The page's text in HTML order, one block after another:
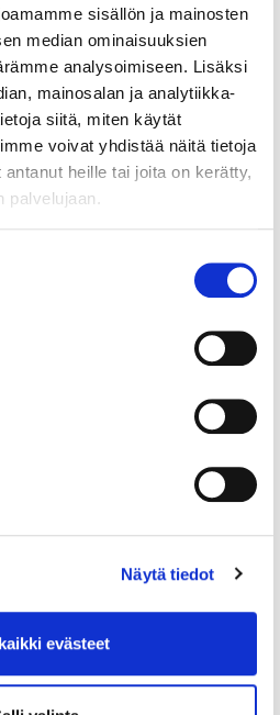
sisällön ja mainosten
median ominaisuuksien
analysoimiseen. Lisäksi
mainosalan ja analytiikka-
siitä, miten käytät
voivat yhdistää näitä tietoja
heille tai joita on kerätty,
palvelujaan.
Näytä tiedot
evästeet
riittävyys ja kestävä
ja varallisuuden